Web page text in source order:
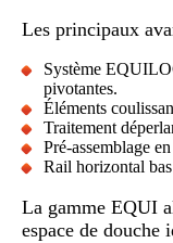
Les principaux
Système
pivotantes.
Éléments
Traitement
Pré-assemblage
Rail horizontal
La gamme EQUI
espace de douche